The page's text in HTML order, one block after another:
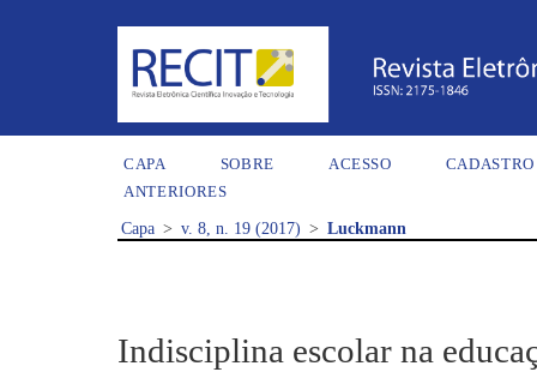
CAPA SOBRE ACESSO
CADASTRO
ANTERIORES
Capa > v. 8, n. 19 (2017) > Luckmann
Indisciplina escolar na